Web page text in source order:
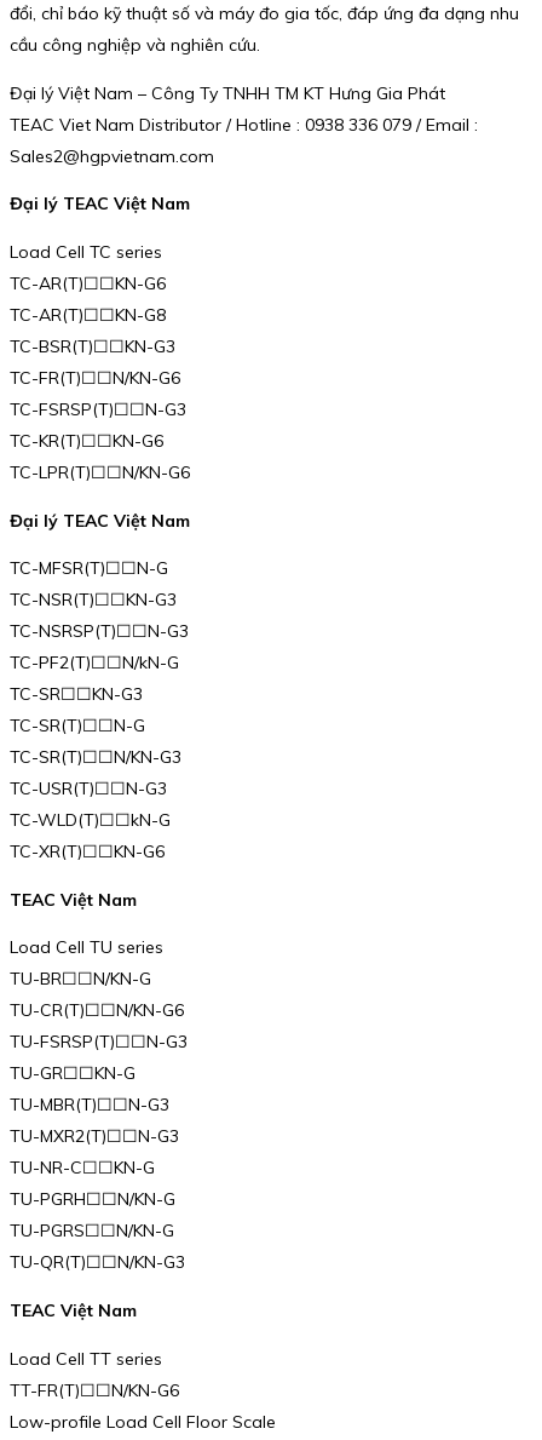
đổi, chỉ báo kỹ thuật số và máy đo gia tốc, đáp ứng đa dạng nhu
cầu công nghiệp và nghiên cứu.
Đại lý Việt Nam – Công Ty TNHH TM KT Hưng Gia Phát
TEAC Viet Nam Distributor / Hotline : 0938 336 079 / Email :
Sales2@hgpvietnam.com
Đại lý TEAC Việt Nam
Load Cell TC series
TC-AR(T)☐☐KN-G6
TC-AR(T)☐☐KN-G8
TC-BSR(T)☐☐KN-G3
TC-FR(T)☐☐N/KN-G6
TC-FSRSP(T)☐☐N-G3
TC-KR(T)☐☐KN-G6
TC-LPR(T)☐☐N/KN-G6
Đại lý TEAC Việt Nam
TC-MFSR(T)☐☐N-G
TC-NSR(T)☐☐KN-G3
TC-NSRSP(T)☐☐N-G3
TC-PF2(T)☐☐N/kN-G
TC-SR☐☐KN-G3
TC-SR(T)☐☐N-G
TC-SR(T)☐☐N/KN-G3
TC-USR(T)☐☐N-G3
TC-WLD(T)☐☐kN-G
TC-XR(T)☐☐KN-G6
TEAC Việt Nam
Load Cell TU series
TU-BR☐☐N/KN-G
TU-CR(T)☐☐N/KN-G6
TU-FSRSP(T)☐☐N-G3
TU-GR☐☐KN-G
TU-MBR(T)☐☐N-G3
TU-MXR2(T)☐☐N-G3
TU-NR-C☐☐KN-G
TU-PGRH☐☐N/KN-G
TU-PGRS☐☐N/KN-G
TU-QR(T)☐☐N/KN-G3
TEAC Việt Nam
Load Cell TT series
TT-FR(T)☐☐N/KN-G6
Low-profile Load Cell Floor Scale